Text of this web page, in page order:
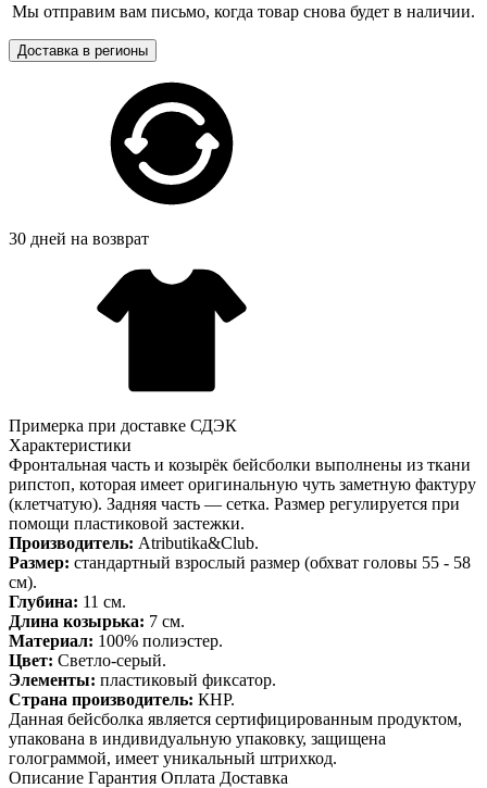
Мы отправим вам письмо, когда товар снова будет в наличии.
Доставка в регионы
30 дней на возврат
Примерка при доставке СДЭК
Характеристики
Фронтальная часть и козырёк бейсболки выполнены из ткани
рипстоп, которая имеет оригинальную чуть заметную фактуру
(клетчатую). Задняя часть — сетка. Размер регулируется при
помощи пластиковой застежки.
Производитель: Atributika&Club.
Размер: стандартный взрослый размер (обхват головы 55 - 58
см).
Глубина: 11 см.
Длина козырька: 7 см.
Материал: 100% полиэстер.
Цвет: Светло-серый.
Элементы: пластиковый фиксатор.
Страна производитель: КНР.
Данная бейсболка является сертифицированным продуктом,
упакована в индивидуальную упаковку, защищена
голограммой, имеет уникальный штрихкод.
Описание Гарантия Оплата Доставка